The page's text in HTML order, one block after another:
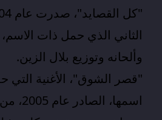
الثاني الذي حمل ذات
وألحانه وتوزيع بلال الزين.
"قصر الشوق"، الأغنية التي
اسمها،